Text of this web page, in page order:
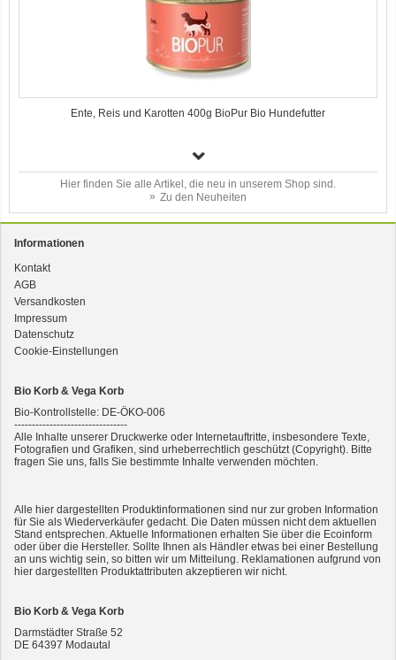
Ente, Reis und Karotten 400g BioPur Bio Hundefutter
3er-SET Bio Sticks Soft (weiche Hundeleckerli) Huhn 150g Dog's Love
Hier finden Sie alle Artikel, die neu in unserem Shop sind.
Zu den Neuheiten
Informationen
Kontakt
AGB
Versandkosten
Impressum
Datenschutz
Cookie-Einstellungen
Bio Korb & Vega Korb
Bio-Kontrollstelle: DE-ÖKO-006
--------------------------------
Alle Inhalte unserer Druckwerke oder Internetauftritte, insbesondere Texte,
Fotografien und Grafiken, sind urheberrechtlich geschützt (Copyright). Bitte
fragen Sie uns, falls Sie bestimmte Inhalte verwenden möchten.
Alle hier dargestellten Produktinformationen sind nur zur groben Information
für Sie als Wiederverkäufer gedacht. Die Daten müssen nicht dem aktuellen
Stand entsprechen. Aktuelle Informationen erhalten Sie über die Ecoinform
oder über die Hersteller. Sollte Ihnen als Händler etwas bei einer Bestellung
an uns wichtig sein, so bitten wir um Mitteilung. Reklamationen aufgrund von
hier dargestellten Produktattributen akzeptieren wir nicht.
Bio Korb & Vega Korb
Darmstädter Straße 52
DE 64397 Modautal